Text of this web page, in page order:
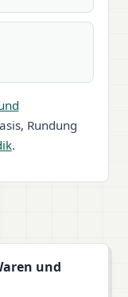
Rundung
.
und